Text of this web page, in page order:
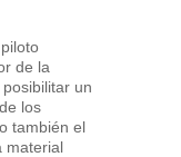
de la
un
los
también el
material